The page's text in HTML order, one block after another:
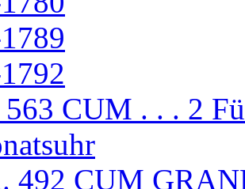
CUM . . . 2
492 CUM